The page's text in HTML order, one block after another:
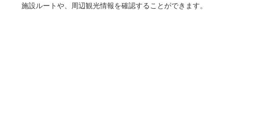
施設ルートや、周辺観光情報を確認することができます。